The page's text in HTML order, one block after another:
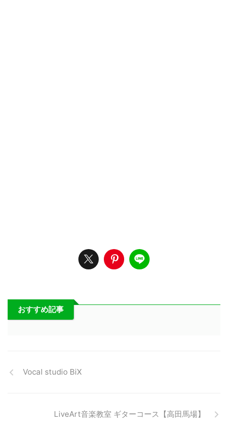
おすすめ記事
Vocal studio BiX
LiveArt音楽教室 ギターコース【高田馬場】